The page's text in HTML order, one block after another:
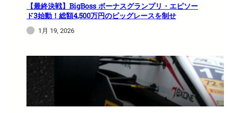
【最終決戦】BigBoss ボーナスグランプリ・エピソー
ド3始動！総額4,500万円のビッグレースを制せ
1月 19, 2026